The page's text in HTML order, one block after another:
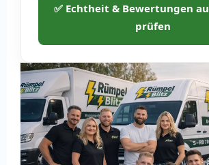
✅ Echtheit & Bewertungen
prüfen